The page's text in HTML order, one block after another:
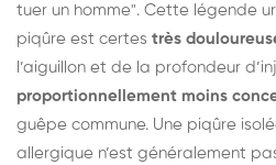
tuer un homme". Cette légende
piqûre est certes très
l’aiguillon et de la profondeur
proportionnellement moins
guêpe commune. Une piqûre
allergique n’est généralement